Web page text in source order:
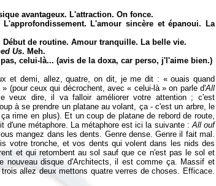
avantageux. L'attraction. On fonce.
L'amour sincère et épanoui. La
Début de routine. Amour tranquille. La belle vie.
Us. Meh.
celui-là... (avis de la doxa, car perso, j'l'aime bien.)
et demi, allez, quatre, on dit, je me dit : «ouais quand
» (pour ceux qui décrochent, avec « celui-là » on parle d'All
veux dire, il va falloir améliorer votre attention ; c'est
à se prendre un platane au volant, ça - c'est un arbre, le
rime en plus). Et un coup de platane de rebord de route,
d'une métaphore. La métaphore est ici la suivante :All ouf
mangez dans les dents. Genre dense. Genre il fait mal.
votre tronche, et vos dents qui volent dans les nids des
et qui retombent au sol sauf que ce n'est pas le sol et
disque d'Architects, il est comme ça. Massif et
allez deux mettons quatre verres de choses. Efficace.